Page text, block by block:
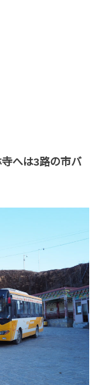
へは3路の市バ